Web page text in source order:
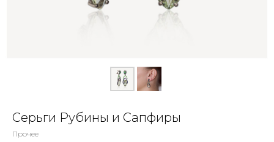
Серьги Рубины и Сапфиры
Прочее